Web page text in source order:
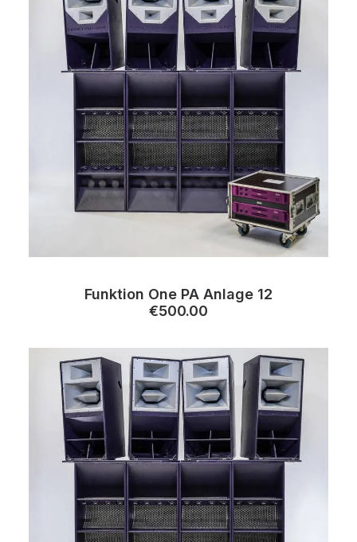
Funktion One PA Anlage 12
€500.00